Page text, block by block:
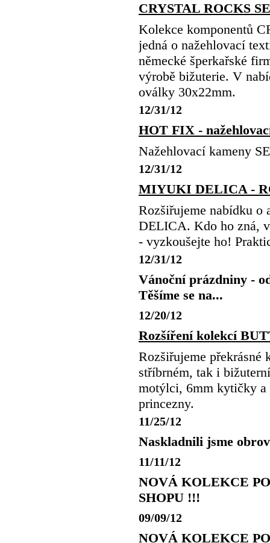
CRYSTAL ROCKS
Kolekce komponentů
jedná o nažehlovací
německé šperkařské
výrobě bižuterie. V
oválky 30x22mm.
12/31/12
HOT FIX -
Nažehlovací kameny
12/31/12
MIYUKI DELICA -
Rozšiřujeme nabídku
DELICA. Kdo ho zná,
- vyzkoušejte ho!
12/31/12
Vánoční prázdniny -
Těšíme se na...
12/20/12
Rozšíření kolekcí
Rozšiřujeme
stříbrném, tak i
motýlci, 6mm kytičky a
princezny.
11/25/12
Naskladnili jsme
11/11/12
NOVÁ KOLEKCE
SHOPU !!!
09/09/12
NOVÁ KOLEKCE